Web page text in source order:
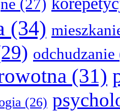
(27)
(34)
odchudzanie
(31)
(26)